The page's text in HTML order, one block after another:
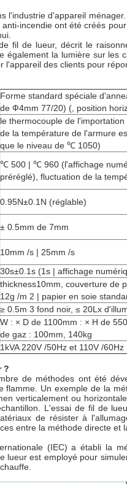
l'industrie d'appareil
incendie ont été créés
fil de lueur, décrit le
également la lumière sur les
l'appareil des clients pour
Forme standard spéciale
de Ф4mm 77/20) (, position
le thermocouple de
de la température de l'armure
que le niveau de ℃ 1050)
℃ 500 | ℃ 960 (l'affichage
préréglé), fluctuation de la
0.95N±0.1N (réglable)
± 0.5mm de 7mm
10mm /s | 25mm /s
30s±0.1s (1s | affichage
thickness10mm, couverture de
12g /m 2 | papier en soie
≥ 0.5m 3 fond noir, ≤ 20Lx
W : × D de 1100mm : × H de
de gaz : 100mm, 140kg
1kVA 220V /50Hz et 110V /60Hz
?
de méthodes ont été
flamme. Un exemple de la
verticalement ou
L'essai de fil de
de résister à
entre la méthode directe et
(IEC) a établi la
lueur est employé pour